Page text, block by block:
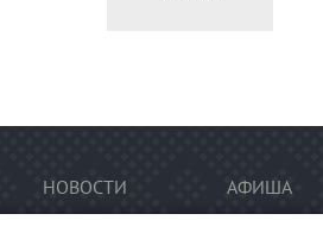
НОВОСТИ АФИША